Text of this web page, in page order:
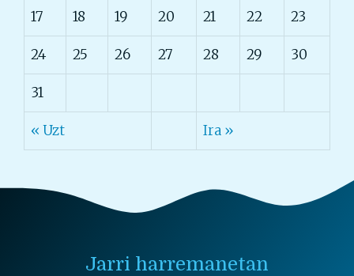
17 18 19 20 21 22 23
24 25 26 27 28 29 30
31
« Uzt Ira »
Jarri harremanetan